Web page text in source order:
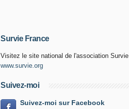
Survie France
Visitez le site national de l'association Survie
www.survie.org
Suivez-moi
Suivez-moi sur Facebook